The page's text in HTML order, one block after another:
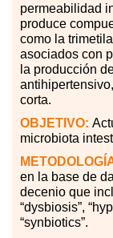
permeabilidad
produce
como la
asociados con
la producción
corta.
OBJETIVO:
microbiota
en la base de
decenio que
“dysbiosis”,
“synbiotics”.